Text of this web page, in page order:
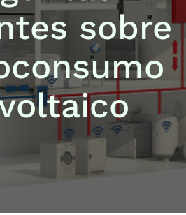
sobre